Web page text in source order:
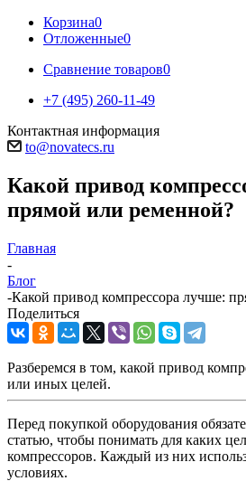
Корзина0
Отложенные0
Сравнение товаров0
+7 (495) 260-11-49
Контактная информация
to@novatecs.ru
Какой привод
прямой или ременной?
Главная
-
Блог
-Какой привод компрессора лучше:
Поделиться
Разберемся в том, какой привод
или иных целей.
Перед покупкой оборудования
статью, чтобы понимать для каких
компрессоров. Каждый из них
условиях.